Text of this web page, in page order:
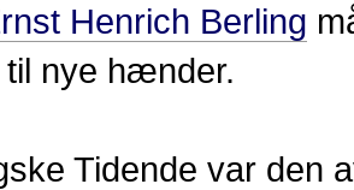
Henrich Berling
nye hænder.
Tidende var den